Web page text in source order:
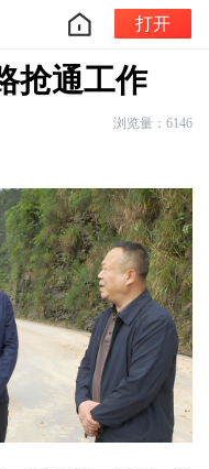
打开
抢通工作
浏览量：6146